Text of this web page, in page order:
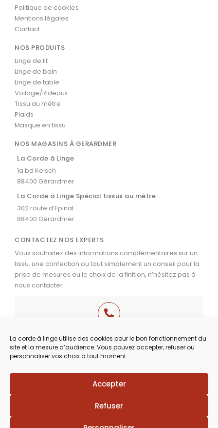
La corde à linge utilise des cookies pour le bon fonctionnement du
site et la mesure d’audience. Vous pouvez accepter, refuser ou
personnaliser vos choix à tout moment.
Accepter
Refuser
Politique de cookies
Mentions légales
Contact
NOS PRODUITS
Linge de lit
Linge de bain
Linge de table
Voilage/Rideaux
Tissu au mètre
Plaids
Masque en tissu
NOS MAGASINS À GERARDMER
La Corde à Linge
1a bd Kelsch
88400 Gérardmer
La Corde à Linge Spécial tissus au mètre
302 route d’Epinal
88400 Gérardmer
CONTACTEZ NOS EXPERTS
Vous souhaitez des informations complémentaires sur un
tissu, une confection ou tout simplement un conseil pour la
prise de mesures ou le choix de la finition, n’hésitez pas à
nous contacter :
03 29 60 49 17
Du Mardi au Samedi
de 9h30 à 12h00 & de 14h00 à 18h30
Lézards